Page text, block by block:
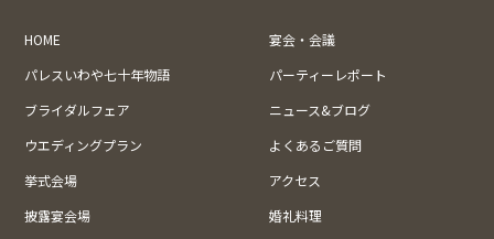
HOME
宴会・会議
パレスいわや七十年物語
パーティーレポート
ブライダルフェア
ニュース&ブログ
ウエディングプラン
よくあるご質問
挙式会場
アクセス
披露宴会場
婚礼料理